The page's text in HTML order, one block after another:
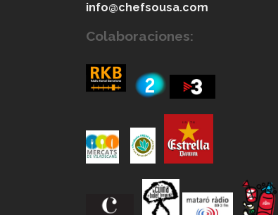
info@chefsousa.com
Colaboraciones: